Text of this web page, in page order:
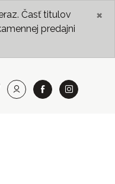
Časť titulov
predajni
×